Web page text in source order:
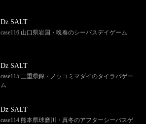
Dz SALT
case116 山口県岩国・晩春のシーバスデイゲーム
Dz SALT
case115 三重県錦・ノッコミマダイのタイラバゲー
ム
Dz SALT
case114 熊本県球磨川・真冬のアフターシーバスゲ